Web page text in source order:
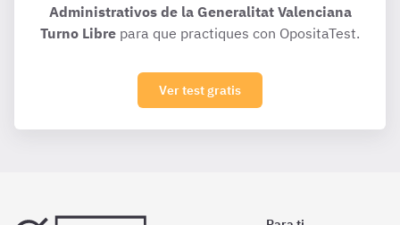
Administrativos de la Generalitat Valenciana
Turno Libre para que practiques con OpositaTest.
Ver test gratis